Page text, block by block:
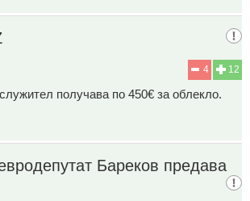
12
4
получава по 450€ за облекло.
Бареков предава